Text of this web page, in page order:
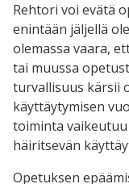
Rehtori voi evätä
enintään jäljellä
olemassa vaara,
tai muussa
turvallisuus kärsii
käyttäytymisen
toiminta
häiritsevän
Opetuksen